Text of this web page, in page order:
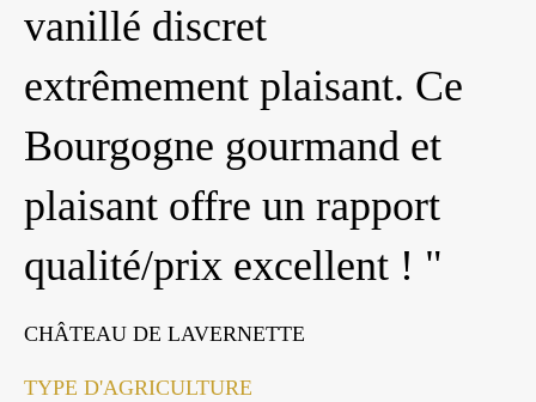
vanillé discret
extrêmement plaisant. Ce
Bourgogne gourmand et
plaisant offre un rapport
qualité/prix excellent ! "
CHÂTEAU DE LAVERNETTE
TYPE D'AGRICULTURE